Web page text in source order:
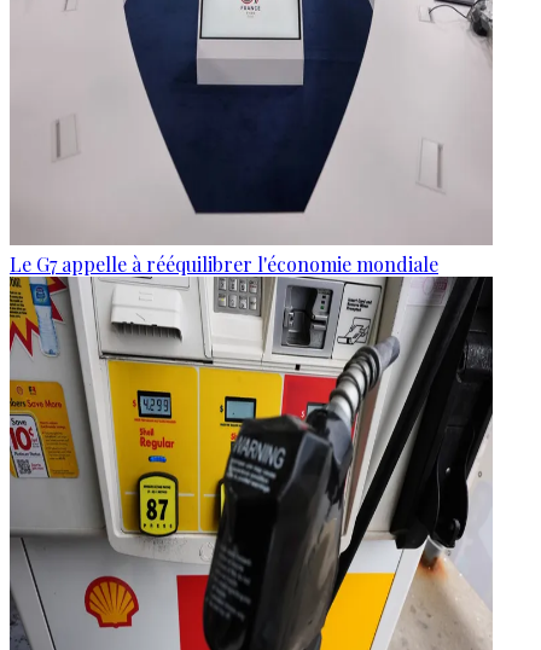
Le G7 appelle à rééquilibrer l'économie mondiale